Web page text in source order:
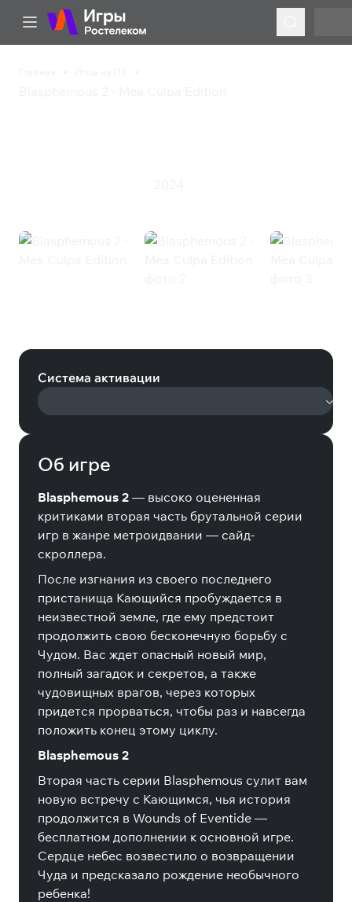
Система активации
Об игре
Blasphemous 2 — высоко оцененная
критиками вторая часть брутальной серии
игр в жанре метроидвании — сайд-
скроллера.
После изгнания из своего последнего
пристанища Кающийся пробуждается в
неизвестной земле, где ему предстоит
продолжить свою бесконечную борьбу с
Чудом. Вас ждет опасный новый мир,
полный загадок и секретов, а также
чудовищных врагов, через которых
придется прорваться, чтобы раз и навсегда
положить конец этому циклу.
Blasphemous 2
Вторая часть серии Blasphemous сулит вам
новую встречу с Кающимся, чья история
продолжится в Wounds of Eventide —
бесплатном дополнении к основной игре.
Сердце небес возвестило о возвращении
Чуда и предсказало рождение необычного
ребенка!